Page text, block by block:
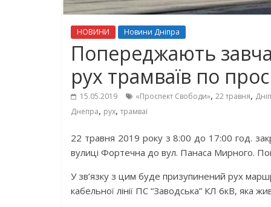
НОВИНИ Новини Дніпра
Попереджають
рух трамваїв по
15.05.2019 «Проспект Свободи», 22 травня,
Днепра, рух, трамваї
22 травня 2019 року з 8:00 до 17:00 год.
вулиці Фортечна до вул. Панаса Мирного.
У зв’язку з цим буде призупинений рух
кабельної лінії ПС “Заводська” КЛ 6кВ, яка